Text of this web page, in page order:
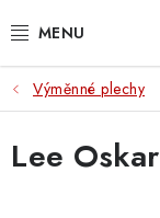
na
KYTARY
UKULELE
Výměnné plechy
Lee